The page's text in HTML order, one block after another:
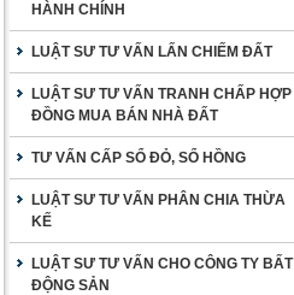
HÀNH CHÍNH
LUẬT SƯ TƯ VẤN LẤN CHIẾM ĐẤT
LUẬT SƯ TƯ VẤN TRANH CHẤP HỢP
ĐỒNG MUA BÁN NHÀ ĐẤT
TƯ VẤN CẤP SỔ ĐỎ, SỔ HỒNG
LUẬT SƯ TƯ VẤN PHÂN CHIA THỪA
KẾ
LUẬT SƯ TƯ VẤN CHO CÔNG TY BẤT
ĐỘNG SẢN